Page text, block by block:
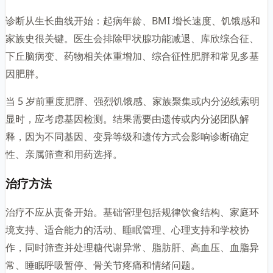
诊断从生长曲线开始：起病年龄、BMI 增长速度、饥饿感和
家族史很关键。医生会排除甲状腺功能减退、库欣综合征、
下丘脑病变、药物相关体重增加、综合征性肥胖和常见多基
因肥胖。
当 5 岁前重度肥胖、强烈饥饿感、家族聚集或内分泌线索明
显时，应考虑基因检测。结果需要由遗传或内分泌团队解
释，因为不同基因、变异等级和遗传方式会影响诊断确定
性、亲属筛查和用药选择。
治疗方法
治疗不应从责备开始。基础管理包括规律饮食结构、家庭环
境支持、适合能力的活动、睡眠管理、心理支持和学校协
作，同时筛查并处理糖代谢异常、脂肪肝、高血压、血脂异
常、睡眠呼吸暂停、骨关节疼痛和情绪问题。